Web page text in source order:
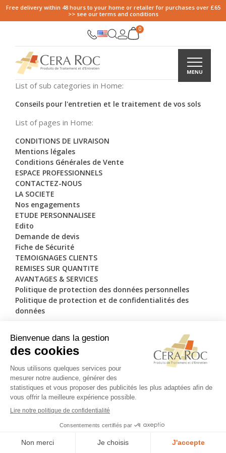
Free delivery within 48 hours to your home or retailer for purchases over £65
>> see our terms and conditions
List of sub categories in Home:
Conseils pour l'entretien et le traitement de vos sols
List of pages in Home:
CONDITIONS DE LIVRAISON
Mentions légales
Conditions Générales de Vente
ESPACE PROFESSIONNELS
CONTACTEZ-NOUS
LA SOCIETE
Nos engagements
ETUDE PERSONNALISEE
Edito
Demande de devis
Fiche de Sécurité
TEMOIGNAGES CLIENTS
REMISES SUR QUANTITE
AVANTAGES & SERVICES
Politique de protection des données personnelles
Politique de protection et de confidentialités des
données